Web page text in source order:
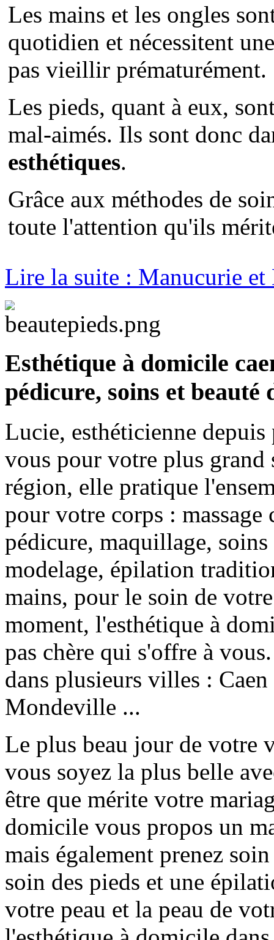
Les mains et les ongles
quotidien et nécessitent
pas vieillir prématurément.
Les pieds, quant à eux,
mal-aimés. Ils sont donc
esthétiques.
Grâce aux méthodes de
toute l'attention qu'ils
Lire la suite : Manucurie et
Esthétique à domicile
pédicure, soins et
Lucie, esthéticienne
vous pour votre plus grand
région, elle pratique
pour votre corps :
pédicure, maquillage,
modelage, épilation
mains, pour le soin de
moment, l'esthétique à
pas chère qui s'offre à
dans plusieurs villes :
Mondeville ...
Le plus beau jour de votre
vous soyez la plus belle
être que mérite votre
domicile vous propos un
mais également prenez
soin des pieds et une
votre peau et la peau de